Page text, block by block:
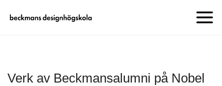
Verk av Beckmansalumni på Nobel